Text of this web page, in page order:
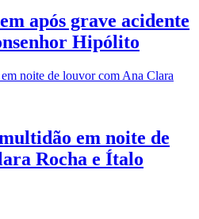
após grave acidente
Hipólito
em noite de
Rocha e Ítalo